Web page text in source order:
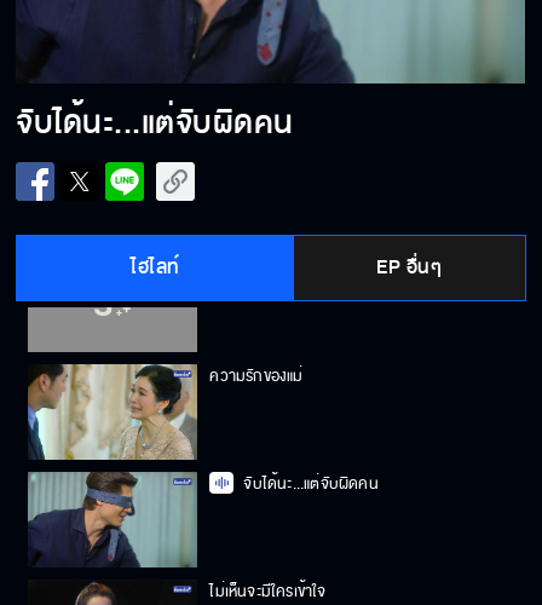
Video
จับได้นะ...แต่จับผิดคน
ไฮไลท์ EP อื่นๆ
อย่าทำแบบนี้ไม่ว่ากับใครเข้าใจไหม
ความรักของแม่
จับได้นะ...แต่จับผิดคน
ไม่เห็นจะมีใครเข้าใจ